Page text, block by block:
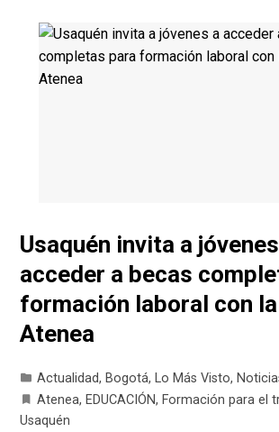
Usaquén invita a
acceder a becas
formación laboral con
Atenea
Actualidad, Bogotá, Lo Más Visto,
Atenea, EDUCACIÓN, Formación para el
Usaquén